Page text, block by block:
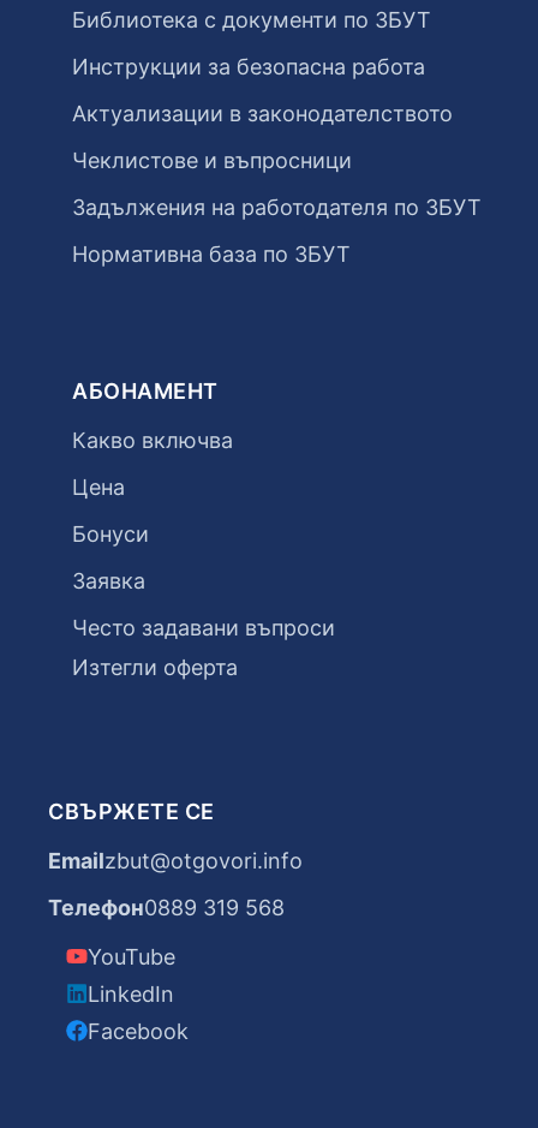
Библиотека с документи по ЗБУТ
Инструкции за безопасна работа
Актуализации в законодателството
Чеклистове и въпросници
Задължения на работодателя по ЗБУТ
Нормативна база по ЗБУТ
АБОНАМЕНТ
Какво включва
Цена
Бонуси
Заявка
Често задавани въпроси
Изтегли оферта
СВЪРЖЕТЕ СЕ
Emailzbut@otgovori.info
Телефон0889 319 568
YouTube
LinkedIn
Facebook